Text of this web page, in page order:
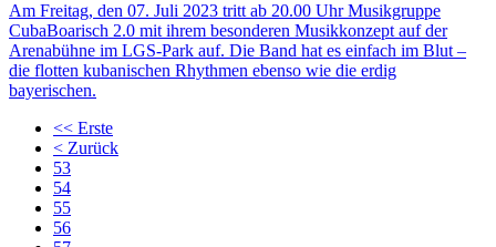
Am Freitag, den 07. Juli 2023 tritt ab 20.00 Uhr Musikgruppe
CubaBoarisch 2.0 mit ihrem besonderen Musikkonzept auf der
Arenabühne im LGS-Park auf. Die Band hat es einfach im Blut –
die flotten kubanischen Rhythmen ebenso wie die erdig
bayerischen.
<< Erste
< Zurück
53
54
55
56